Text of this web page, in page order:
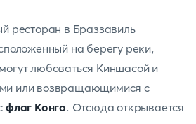
ресторан в Браззавиль
на берегу реки,
любоваться Киншасой и
или возвращающимися с
флаг Конго. Отсюда открывается